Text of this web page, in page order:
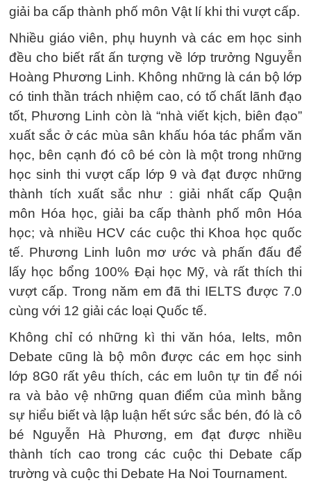
giải ba cấp thành phố môn Vật lí khi thi vượt cấp.
Nhiều giáo viên, phụ huynh và các em học sinh
đều cho biết rất ấn tượng về lớp trưởng Nguyễn
Hoàng Phương Linh. Không những là cán bộ lớp
có tinh thần trách nhiệm cao, có tố chất lãnh đạo
tốt, Phương Linh còn là “nhà viết kịch, biên đạo”
xuất sắc ở các mùa sân khấu hóa tác phẩm văn
học, bên cạnh đó cô bé còn là một trong những
học sinh thi vượt cấp lớp 9 và đạt được những
thành tích xuất sắc như : giải nhất cấp Quận
môn Hóa học, giải ba cấp thành phố môn Hóa
học; và nhiều HCV các cuộc thi Khoa học quốc
tế. Phương Linh luôn mơ ước và phấn đấu để
lấy học bổng 100% Đại học Mỹ, và rất thích thi
vượt cấp. Trong năm em đã thi IELTS được 7.0
cùng với 12 giải các loại Quốc tế.
Không chỉ có những kì thi văn hóa, Ielts, môn
Debate cũng là bộ môn được các em học sinh
lớp 8G0 rất yêu thích, các em luôn tự tin để nói
ra và bảo vệ những quan điểm của mình bằng
sự hiểu biết và lập luận hết sức sắc bén, đó là cô
bé Nguyễn Hà Phương, em đạt được nhiều
thành tích cao trong các cuộc thi Debate cấp
trường và cuộc thi Debate Ha Noi Tournament.